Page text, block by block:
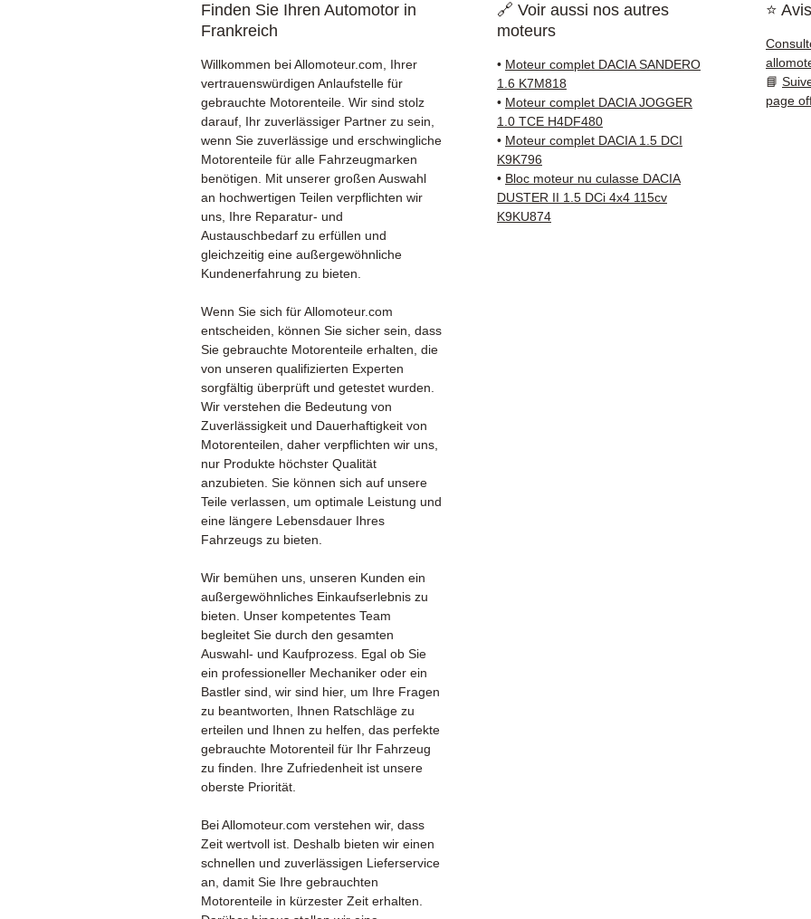
Finden Sie Ihren Automotor in
Frankreich
Willkommen bei Allomoteur.com, Ihrer
vertrauenswürdigen Anlaufstelle für
gebrauchte Motorenteile. Wir sind stolz
darauf, Ihr zuverlässiger Partner zu sein,
wenn Sie zuverlässige und erschwingliche
Motorenteile für alle Fahrzeugmarken
benötigen. Mit unserer großen Auswahl
an hochwertigen Teilen verpflichten wir
uns, Ihre Reparatur- und
Austauschbedarf zu erfüllen und
gleichzeitig eine außergewöhnliche
Kundenerfahrung zu bieten.
Wenn Sie sich für Allomoteur.com
entscheiden, können Sie sicher sein, dass
Sie gebrauchte Motorenteile erhalten, die
von unseren qualifizierten Experten
sorgfältig überprüft und getestet wurden.
Wir verstehen die Bedeutung von
Zuverlässigkeit und Dauerhaftigkeit von
Motorenteilen, daher verpflichten wir uns,
nur Produkte höchster Qualität
anzubieten. Sie können sich auf unsere
Teile verlassen, um optimale Leistung und
eine längere Lebensdauer Ihres
Fahrzeugs zu bieten.
Wir bemühen uns, unseren Kunden ein
außergewöhnliches Einkaufserlebnis zu
bieten. Unser kompetentes Team
begleitet Sie durch den gesamten
Auswahl- und Kaufprozess. Egal ob Sie
ein professioneller Mechaniker oder ein
Bastler sind, wir sind hier, um Ihre Fragen
zu beantworten, Ihnen Ratschläge zu
erteilen und Ihnen zu helfen, das perfekte
gebrauchte Motorenteil für Ihr Fahrzeug
zu finden. Ihre Zufriedenheit ist unsere
oberste Priorität.
Bei Allomoteur.com verstehen wir, dass
Zeit wertvoll ist. Deshalb bieten wir einen
schnellen und zuverlässigen Lieferservice
an, damit Sie Ihre gebrauchten
Motorenteile in kürzester Zeit erhalten.
🔗 Voir aussi nos autres
moteurs
• Moteur complet DACIA SANDERO
1.6 K7M818
• Moteur complet DACIA JOGGER
1.0 TCE H4DF480
• Moteur complet DACIA 1.5 DCI
K9K796
• Bloc moteur nu culasse DACIA
DUSTER II 1.5 DCi 4x4 115cv
K9KU874
⭐
📘
page